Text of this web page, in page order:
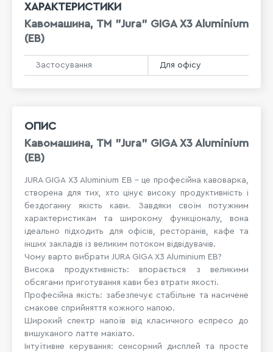
ОПИС
Кавомашина, TM "Jura" GIGA X3 Aluminium
(EB)
JURA GIGA X3 Aluminium EB – це професійна кавоварка,
створена для тих, хто цінує високу продуктивність і
бездоганну якість кави. Завдяки своїм потужним
характеристикам та широкому функціоналу, вона
ідеально підходить для офісів, ресторанів, кафе та
інших закладів із великим потоком відвідувачів.
Чому варто вибрати JURA GIGA X3 Aluminium EB?
Висока продуктивність: впорається з великими
обсягами приготування кави без втрати якості.
Професійна якість: забезпечує стабільне та насичене
смакове сприйняття кожного напою.
Широкий спектр напоїв від класичного еспресо до
вишуканого латте макіато.
Інтуїтивне керування: сенсорний дисплей та просте
ХАРАКТЕРИСТИКИ
Кавомашина, TM "Jura" GIGA X3 Aluminium
(EB)
Застосування Для офісу